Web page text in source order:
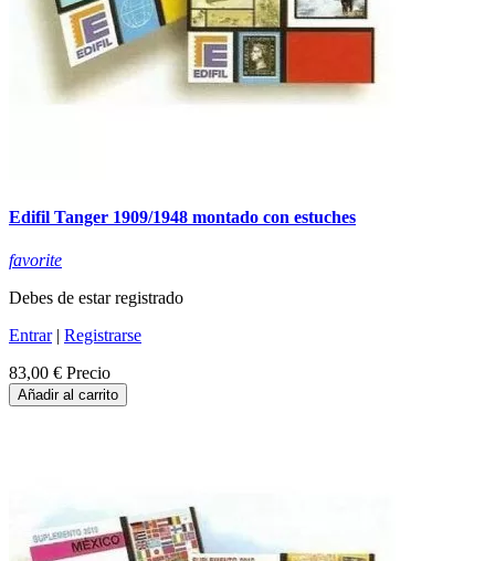
Edifil Tanger 1909/1948 montado con estuches
favorite
Debes de estar registrado
Entrar| Registrarse
83,00 € Precio
Añadir al carrito